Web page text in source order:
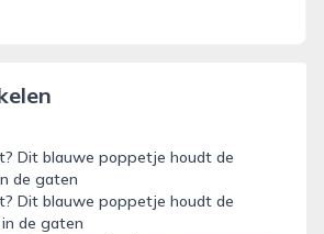
Dit blauwe poppetje houdt de
de gaten
Dit blauwe poppetje houdt de
de gaten